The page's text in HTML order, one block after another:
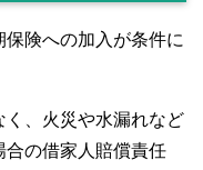
険への加入が条件に
、火災や水漏れなど
合の借家人賠償責任